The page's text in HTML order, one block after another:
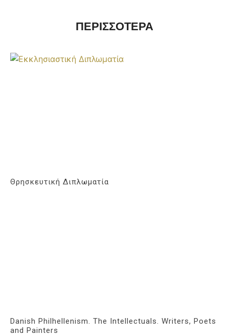
ΠΕΡΙΣΣΟΤΕΡΑ
Θρησκευτική Διπλωματία
Danish Philhellenism. The Intellectuals. Writers, Poets
and Painters